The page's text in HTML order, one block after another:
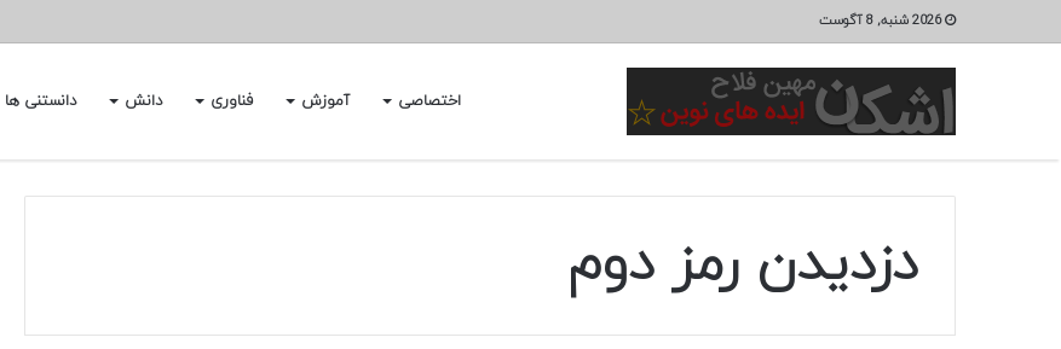
2026 شنبه, 8 آگوست
اختصاصی آموزش فناوری دانش دانستنی ها
دزدیدن رمز دوم